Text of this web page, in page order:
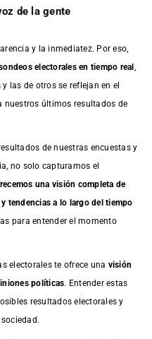
de la gente
y la inmediatez. Por eso,
electorales en tiempo real
las de otros se reflejan en el
últimos resultados de
de nuestras encuestasy
no solo capturamos el
una visión completa de
tendencias a lo largo del tiempo
para entender el momento
electorales te ofrece una visión
políticas. Entender estas
resultados electorales y